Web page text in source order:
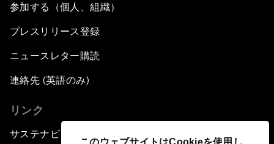
このウェブサイトはCookieを使用し
参加する（個人、組織）
プレスリリース登録
ニュースレター購読
連絡先 (英語のみ)
リンク
サステナビリティへの取り組み